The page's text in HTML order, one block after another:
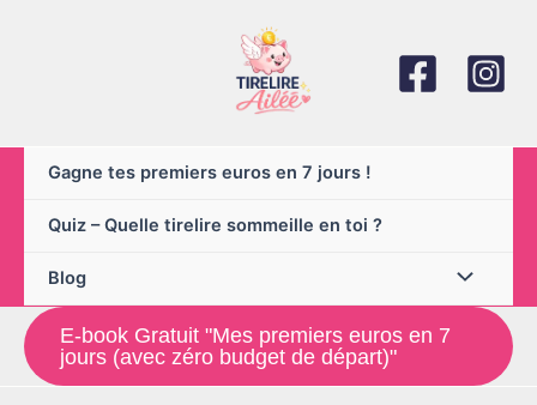
Gagne tes premiers euros en 7 jours !
Quiz – Quelle tirelire sommeille en toi ?
Blog
E-book Gratuit "Mes premiers euros en 7
jours (avec zéro budget de départ)"